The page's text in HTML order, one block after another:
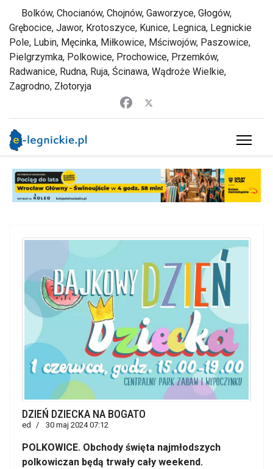
Bolków, Chocianów, Chojnów, Gaworzyce, Głogów,
Grębocice, Jawor, Krotoszyce, Kunice, Legnica, Legnickie
Pole, Lubin, Męcinka, Miłkowice, Mściwojów, Paszowice,
Pielgrzymka, Polkowice, Prochowice, Przemków,
Radwanice, Rudna, Ruja, Ścinawa, Wądroże Wielkie,
Zagrodno, Złotoryja
DZIEŃ DZIECKA NA BOGATO
ed 30 maj 2024 07:12
POLKOWICE. Obchody święta najmłodszych
polkowiczan będą trwały cały weekend.